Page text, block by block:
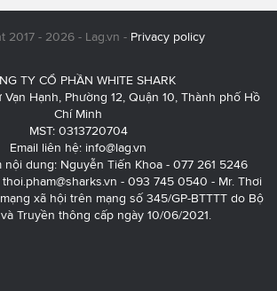
2017 - 2026 - Lag.vn - Privacy policy
TY CỔ PHẦN WHITE SHARK
Hạnh, Phường 12, Quận 10, Thành phố Hồ
Chí Minh
MST: 0313720704
Email liên hệ: info@lag.vn
nội dung: Nguyễn Tiến Khoa - 077 261 5246
thoi.pham@sharks.vn - 093 745 0540 - Mr. Thơi
xã hội trên mạng số 345/GP-BTTTT do Bộ
Truyền thông cấp ngày 10/06/2021.